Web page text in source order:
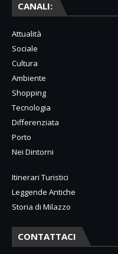
CANALI:
Attualità
Sociale
Cultura
Ambiente
Shopping
Tecnologia
Differenziata
Porto
Nei Dintorni
Itinerari Turistici
Leggende Antiche
Storia di Milazzo
CONTATTACI